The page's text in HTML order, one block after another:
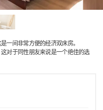
一间非常方便的经济双床房。
对于同性朋友来说是一个绝佳的选